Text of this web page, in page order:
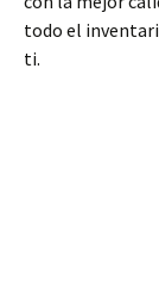
todo el
ti.